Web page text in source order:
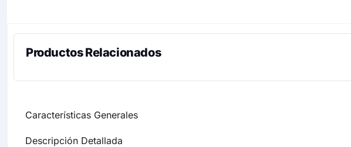
Productos Relacionados
Características Generales
Descripción Detallada